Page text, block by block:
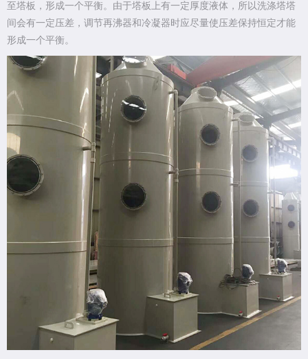
至塔板，形成一个平衡。由于塔板上有一定厚度液体，所以洗涤塔塔
间会有一定压差，调节再沸器和冷凝器时应尽量使压差保持恒定才能
形成一个平衡。